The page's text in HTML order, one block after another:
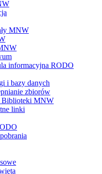
MNW
informacyjna RODO
i bazy danych
zbiorów
Biblioteki MNW
linki